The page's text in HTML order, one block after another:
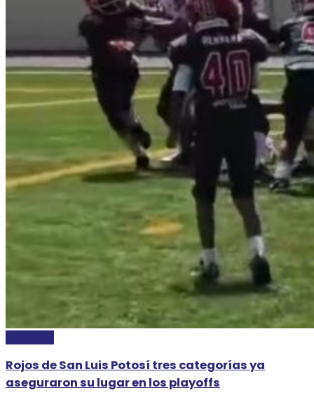
Rojos de San Luis Potosí tres categorías ya
aseguraron su lugar en los playoffs